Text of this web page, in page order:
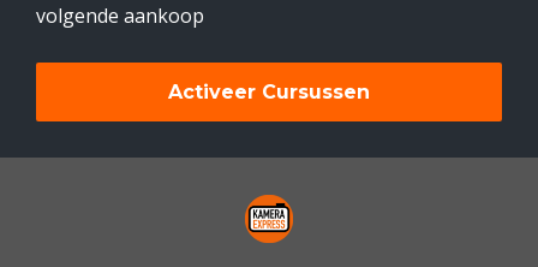
volgende aankoop
Activeer Cursussen